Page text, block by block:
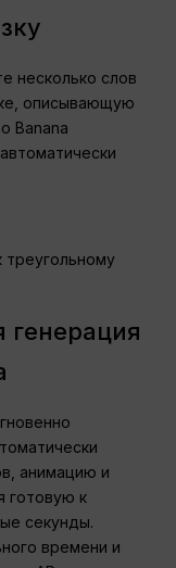
несколько слов
описывающую
Banana
треугольному
генерация
анимацию и
готовую к
секунды.
времени и